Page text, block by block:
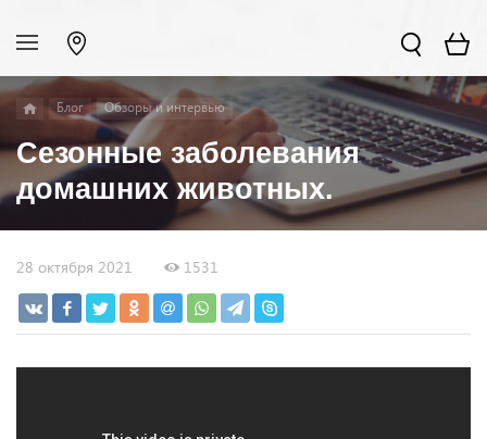
Блог Обзоры и интервью
Сезонные заболевания
домашних животных.
28 октября 2021 1531